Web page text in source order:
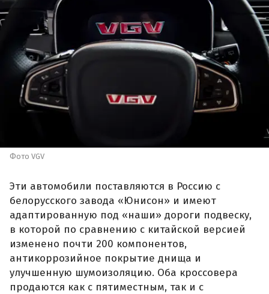
Фото VGV
Эти автомобили поставляются в Россию с
белорусского завода «Юнисон» и имеют
адаптированную под «наши» дороги подвеску,
в которой по сравнению с китайской версией
изменено почти 200 компонентов,
антикоррозийное покрытие днища и
улучшенную шумоизоляцию. Оба кроссовера
продаются как с пятиместным, так и с